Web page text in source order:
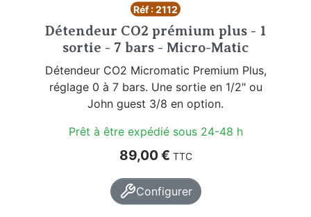
Réf : 2112
Détendeur CO2 prémium plus - 1
sortie - 7 bars - Micro-Matic
Détendeur CO2 Micromatic Premium Plus,
réglage 0 à 7 bars. Une sortie en 1/2" ou
John guest 3/8 en option.
Prêt à être expédié sous 24-48 h
Prix
89,00 € TTC
Configurer